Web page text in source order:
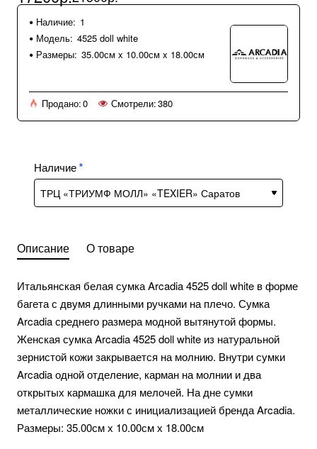
Наличие: 1
Модель: 4525 doll white
Размеры: 35.00см x 10.00см x 18.00см
Продано:0 Смотрели:380
Наличие
Описание О товаре
Итальянская белая сумка Arcadia 4525 doll white в форме
багета с двумя длинными ручками на плечо. Сумка
Arcadia среднего размера модной вытянутой формы.
Женская сумка Arcadia 4525 doll white из натуральной
зернистой кожи закрывается на молнию. Внутри сумки
Arcadia одной отделение, карман на молнии и два
открытых кармашка для мелочей. На дне сумки
металлические ножки с инициализацией бренда Arcadia.
Размеры: 35.00см х 10.00см х 18.00см